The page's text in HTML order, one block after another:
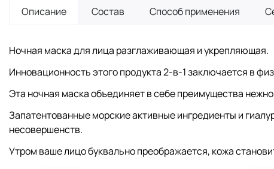
Описание Состав Способ применения
Ночная маска для лица разглаживающая и укрепляющая.
Инновационность этого продукта 2-в-1 заключается в
Эта ночная маска объединяет в себе преимущества
Запатентованные морские активные ингредиенты и
несовершенств.
Утром ваше лицо буквально преображается, кожа